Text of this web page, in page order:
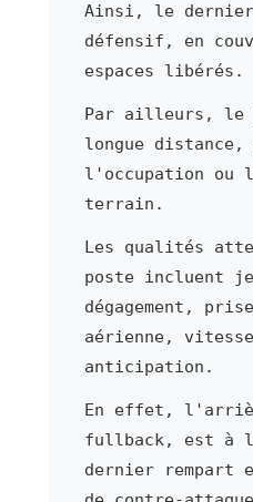
Ainsi, le
défensif, en
espaces libérés.
Par ailleurs, le
longue distance,
l'occupation ou
terrain.
Les qualités
poste incluent
dégagement,
aérienne,
anticipation.
En effet,
fullback, est à
dernier